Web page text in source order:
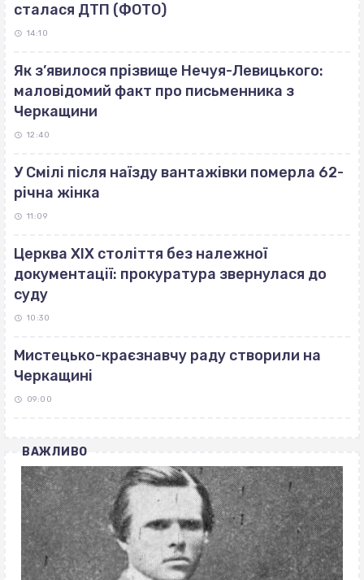
сталася ДТП (ФОТО)
14:10
Як з’явилося прізвище Нечуя-Левицького:
маловідомий факт про письменника з
Черкащини
12:40
У Смілі після наїзду вантажівки померла 62-
річна жінка
11:09
Церква ХІХ століття без належної
документації: прокуратура звернулася до
суду
10:30
Мистецько-краєзнавчу раду створили на
Черкащині
09:00
ВАЖЛИВО